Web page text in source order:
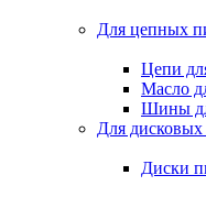
Для цепных
Цепи
Масло
Шины
Для
Диски